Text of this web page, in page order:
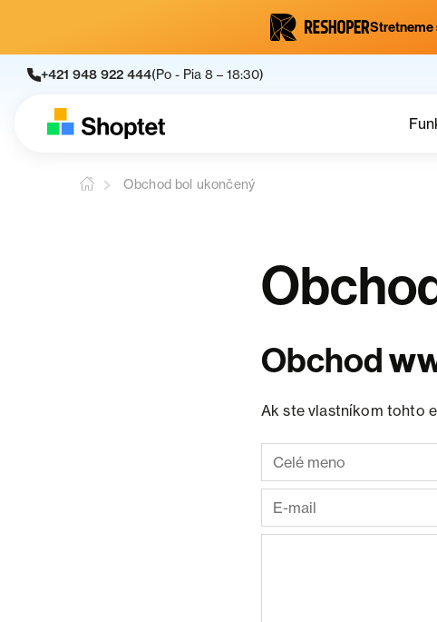
Stretneme
+421 948 922 444(Po - Pia 8 – 18:30)
Obchod bol ukončený
Obchod
Ak ste vlastníkom tohto